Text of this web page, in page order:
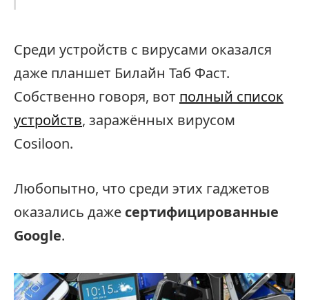
Среди устройств с вирусами оказался
даже планшет Билайн Таб Фаст.
Собственно говоря, вот полный список
устройств, заражённых вирусом
Cosiloon.
Любопытно, что среди этих гаджетов
оказались даже сертифицированные
Google.